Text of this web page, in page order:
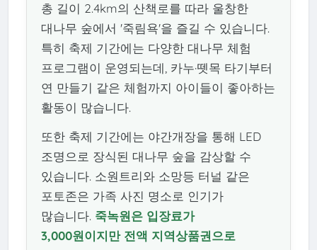
총 길이 2.4km의 산책로를 따라 울창한
대나무 숲에서 '죽림욕'을 즐길 수 있습니다.
특히 축제 기간에는 다양한 대나무 체험
프로그램이 운영되는데, 카누·뗏목 타기부터
연 만들기 같은 체험까지 아이들이 좋아하는
활동이 많습니다.
또한 축제 기간에는 야간개장을 통해 LED
조명으로 장식된 대나무 숲을 감상할 수
있습니다. 소원트리와 소망등 터널 같은
포토존은 가족 사진 명소로 인기가
많습니다. 죽녹원은 입장료가
3,000원이지만 전액 지역상품권으로